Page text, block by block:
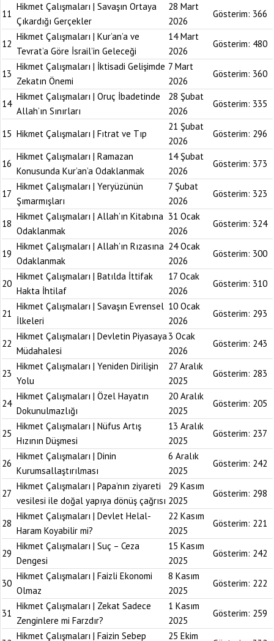
11
Hikmet Çalışmaları | Savaşın Ortaya
Çıkardığı Gerçekler
28 Mart
2026
Gösterim: 366
12
Hikmet Çalışmaları | Kur’an’a ve
Tevrat’a Göre İsrail’in Geleceği
14 Mart
2026
Gösterim: 480
13
Hikmet Çalışmaları | İktisadi Gelişimde
Zekatın Önemi
7 Mart
2026
Gösterim: 360
14
Hikmet Çalışmaları | Oruç İbadetinde
Allah’ın Sınırları
28 Şubat
2026
Gösterim: 335
15 Hikmet Çalışmaları | Fıtrat ve Tıp
21 Şubat
2026
Gösterim: 296
16
Hikmet Çalışmaları | Ramazan
Konusunda Kur’an’a Odaklanmak
14 Şubat
2026
Gösterim: 373
17
Hikmet Çalışmaları | Yeryüzünün
Şımarmışları
7 Şubat
2026
Gösterim: 323
18
Hikmet Çalışmaları | Allah’ın Kitabına
Odaklanmak
31 Ocak
2026
Gösterim: 324
19
Hikmet Çalışmaları | Allah’ın Rızasına
Odaklanmak
24 Ocak
2026
Gösterim: 300
20
Hikmet Çalışmaları | Batılda İttifak
Hakta İhtilaf
17 Ocak
2026
Gösterim: 310
21
Hikmet Çalışmaları | Savaşın Evrensel
İlkeleri
10 Ocak
2026
Gösterim: 293
22
Hikmet Çalışmaları | Devletin Piyasaya
Müdahalesi
3 Ocak
2026
Gösterim: 243
23
Hikmet Çalışmaları | Yeniden Dirilişin
Yolu
27 Aralık
2025
Gösterim: 283
24
Hikmet Çalışmaları | Özel Hayatın
Dokunulmazlığı
20 Aralık
2025
Gösterim: 205
25
Hikmet Çalışmaları | Nüfus Artış
Hızının Düşmesi
13 Aralık
2025
Gösterim: 237
26
Hikmet Çalışmaları | Dinin
Kurumsallaştırılması
6 Aralık
2025
Gösterim: 242
27
Hikmet Çalışmaları | Papa’nın ziyareti
vesilesi ile doğal yapıya dönüş çağrısı
29 Kasım
2025
Gösterim: 298
28
Hikmet Çalışmaları | Devlet Helal-
Haram Koyabilir mi?
22 Kasım
2025
Gösterim: 221
29
Hikmet Çalışmaları | Suç – Ceza
Dengesi
15 Kasım
2025
Gösterim: 242
30
Hikmet Çalışmaları | Faizli Ekonomi
Olmaz
8 Kasım
2025
Gösterim: 222
31
Hikmet Çalışmaları | Zekat Sadece
Zenginlere mi Farzdır?
1 Kasım
2025
Gösterim: 259
Hikmet Çalışmaları | Faizin Sebep
25 Ekim